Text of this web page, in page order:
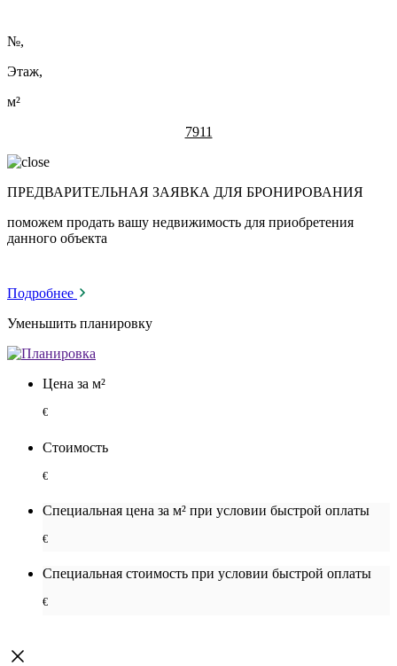
№,
Этаж,
м²
7911
ПРЕДВАРИТЕЛЬНАЯ ЗАЯВКА ДЛЯ БРОНИРОВАНИЯ
поможем продать вашу недвижимость для приобретения
данного объекта
Подробнее
Уменьшить планировку
Цена за м²
€
Стоимость
€
Специальная цена за м² при условии быстрой оплаты
€
Специальная cтоимость при условии быстрой оплаты
€